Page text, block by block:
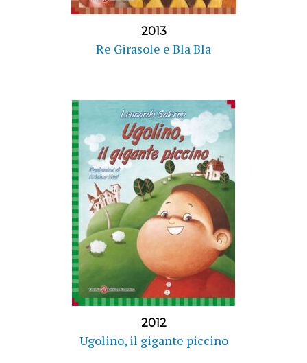
2013
Re Girasole e Bla Bla
2012
Ugolino, il gigante piccino